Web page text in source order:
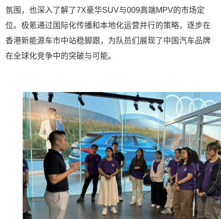
氛围，也深入了解了7X豪华SUV与009高端MPV的市场定
位。极氪通过国际化传播和本地化运营并行的策略，逐步在
香港新能源车市中站稳脚跟，为队员们展现了中国汽车品牌
在全球化竞争中的突破与可能。